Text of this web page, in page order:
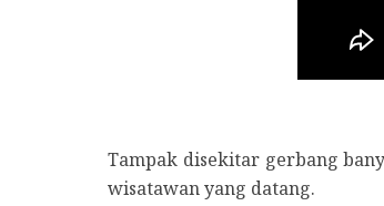
Tampak disekitar gerbang
wisatawan yang datang.